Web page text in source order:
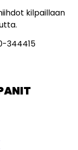
kilpaillaan
344415